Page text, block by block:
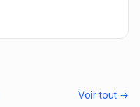
Voir tout →